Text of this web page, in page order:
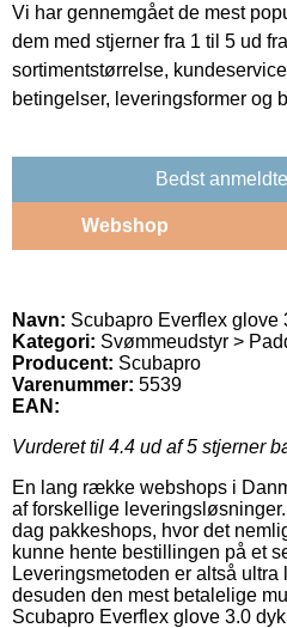
Vi har gennemgået de mest
dem med stjerner fra 1 til 5 ud
sortimentstørrelse,
betingelser, leveringsformer og
Bedst
Webshop
Navn: Scubapro Everflex glove
Kategori: Svømmeudstyr >
Producent: Scubapro
Varenummer: 5539
EAN:
Vurderet til 4.4 ud af 5 stjerner
En lang række webshops i
af forskellige
dag pakkeshops, hvor det
kunne hente bestillingen på et
Leveringsmetoden er altså
desuden den mest betalelige
Scubapro Everflex glove 3.0